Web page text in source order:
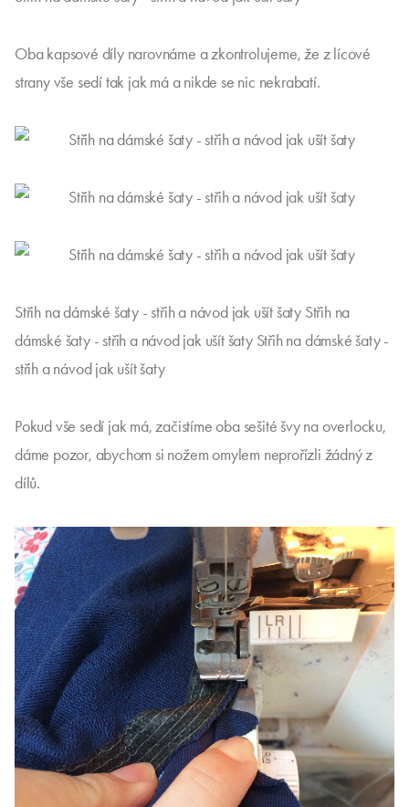
Oba kapsové díly narovnáme a zkontrolujeme, že z lícové
strany vše sedí tak jak má a nikde se nic nekrabatí.
Střih na dámské šaty - střih a návod jak ušít šaty Střih na
dámské šaty - střih a návod jak ušít šaty Střih na dámské šaty -
střih a návod jak ušít šaty
Pokud vše sedí jak má, začistíme oba sešité švy na overlocku,
dáme pozor, abychom si nožem omylem neprořízli žádný z
dílů.